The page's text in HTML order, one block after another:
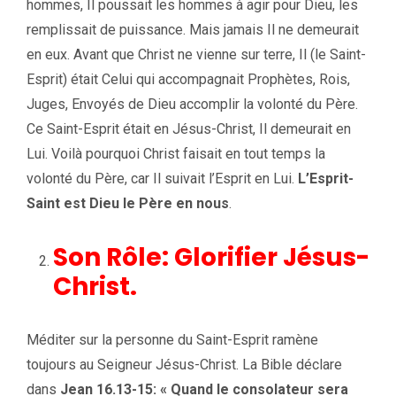
hommes, Il poussait les hommes à agir pour Dieu, les
remplissait de puissance. Mais jamais Il ne demeurait
en eux. Avant que Christ ne vienne sur terre, Il (le Saint-
Esprit) était Celui qui accompagnait Prophètes, Rois,
Juges, Envoyés de Dieu accomplir la volonté du Père.
Ce Saint-Esprit était en Jésus-Christ, Il demeurait en
Lui. Voilà pourquoi Christ faisait en tout temps la
volonté du Père, car Il suivait l’Esprit en Lui. L’Esprit-
Saint est Dieu le Père en nous.
Son Rôle: Glorifier Jésus-
Christ.
Méditer sur la personne du Saint-Esprit ramène
toujours au Seigneur Jésus-Christ. La Bible déclare
dans Jean 16.13-15: « Quand le consolateur sera